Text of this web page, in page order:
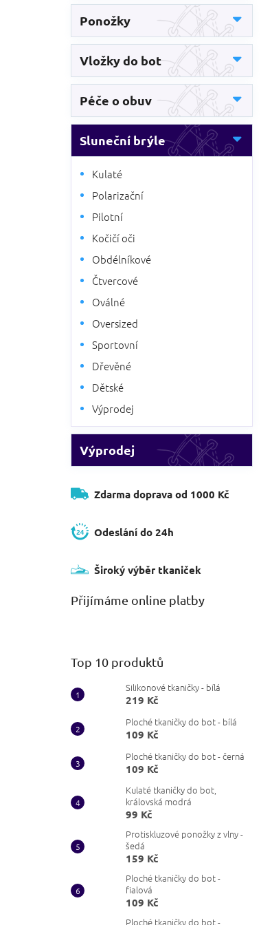
Ponožky
Vložky do bot
Péče o obuv
Sluneční brýle
Kulaté
Polarizační
Pilotní
Kočičí oči
Obdélníkové
Čtvercové
Oválné
Oversized
Sportovní
Dřevěné
Dětské
Výprodej
Výprodej
Zdarma doprava od 1000 Kč
Odeslání do 24h
Široký výběr tkaniček
Přijímáme online platby
Top 10 produktů
Silikonové tkaničky - bílá
219 Kč
Ploché tkaničky do bot - bílá
109 Kč
Ploché tkaničky do bot - černá
109 Kč
Kulaté tkaničky do bot,
královská modrá
99 Kč
Protiskluzové ponožky z vlny -
šedá
159 Kč
Ploché tkaničky do bot -
fialová
109 Kč
Ploché tkaničky do bot -